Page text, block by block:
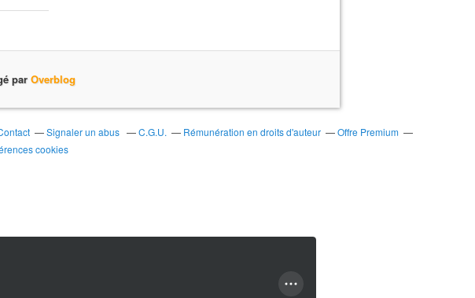
par Overblog
Signaler un abus C.G.U. Rémunération en droits d'auteur
Offre Premium
cookies